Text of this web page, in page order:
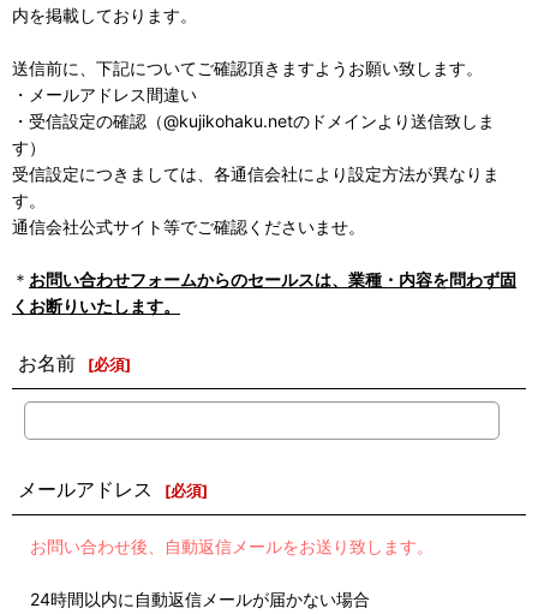
内を掲載しております。
送信前に、下記についてご確認頂きますようお願い致します。
・メールアドレス間違い
・受信設定の確認（@kujikohaku.netのドメインより送信致しま
す）
受信設定につきましては、各通信会社により設定方法が異なりま
す。
通信会社公式サイト等でご確認くださいませ。
＊ お問い合わせフォームからのセールスは、業種・内容を問わず固
くお断りいたします。
お名前 [必須]
メールアドレス [必須]
お問い合わせ後、自動返信メールをお送り致します。
24時間以内に自動返信メールが届かない場合